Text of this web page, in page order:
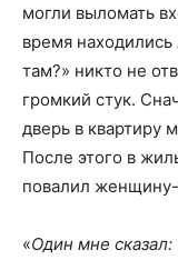
могли выломать
время находились
там?» никто не
громкий стук.
дверь в квартиру
После этого в
повалил
«Один мне